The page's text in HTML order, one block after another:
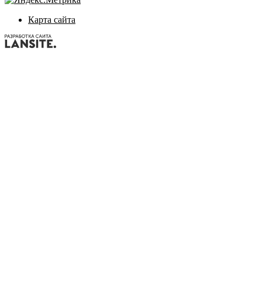
Карта сайта